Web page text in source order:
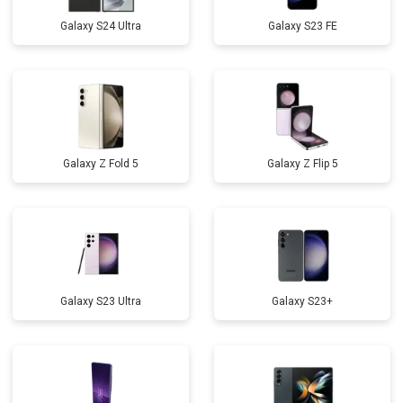
Galaxy S24 Ultra Galaxy S23 FE
Galaxy Z Fold 5 Galaxy Z Flip 5
Galaxy S23 Ultra Galaxy S23+